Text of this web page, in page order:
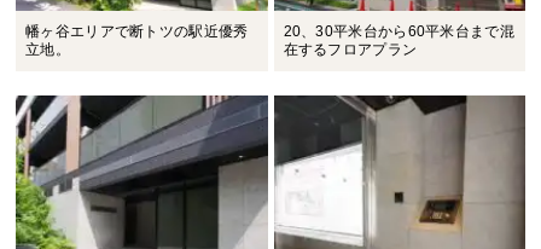
幡ヶ谷エリアで断トツの駅近優秀
立地。
20、30平米台から60平米台まで混
在するフロアプラン